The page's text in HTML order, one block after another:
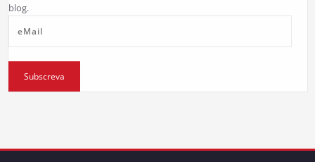
blog.
Subscreva